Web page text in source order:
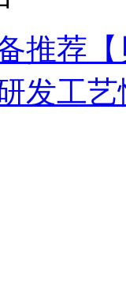
推荐
发工